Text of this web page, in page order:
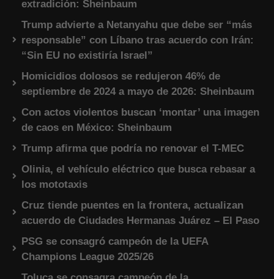
extradición: Sheinbaum
Trump advierte a Netanyahu que debe ser “más
responsable” con Líbano tras acuerdo con Irán:
“Sin EU no existiría Israel”
Homicidios dolosos se redujeron 46% de
septiembre de 2024 a mayo de 2026: Sheinbaum
Con actos violentos buscan ‘montar’ una imagen
de caos en México: Sheinbaum
Trump afirma que podría no renovar el T-MEC
Olinia, el vehículo eléctrico que busca rebasar a
los mototaxis
Cruz tiende puentes en la frontera, actualizan
acuerdo de Ciudades Hermanas Juárez – El Paso
PSG se consagró campeón de la UEFA
Champions League 2025/26